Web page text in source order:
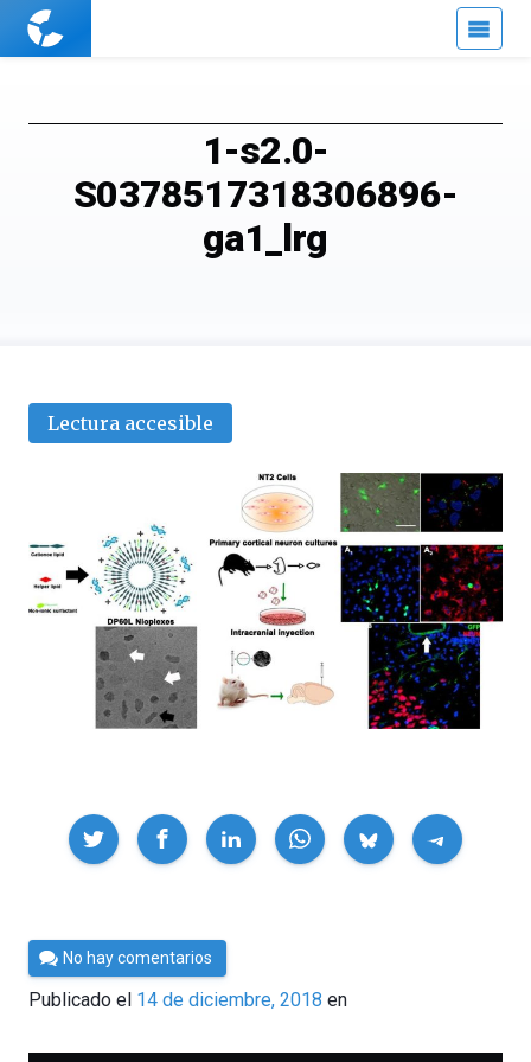
Cuaderno
1-s2.0-
S0378517318306896-
ga1_lrg
Lectura accesible
Compartir
Por
César
Tomé
No hay comentarios
Publicado el 14 de diciembre, 2018 en